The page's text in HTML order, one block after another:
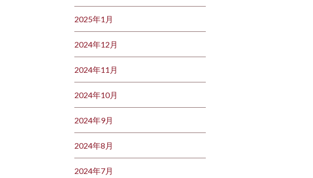
2025年1月
2024年12月
2024年11月
2024年10月
2024年9月
2024年8月
2024年7月